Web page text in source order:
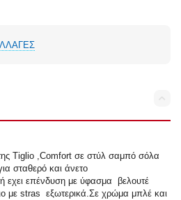
Tiglio ,Comfort σε στύλ σαμπό σόλα
σταθερό και άνετο
εχει επένδυση με ύφασμα βελουτέ
με stras εξωτερικά.Σε χρώμα μπλέ και